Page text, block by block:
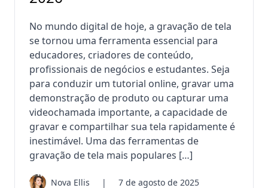
No mundo digital de hoje, a gravação de tela
se tornou uma ferramenta essencial para
educadores, criadores de conteúdo,
profissionais de negócios e estudantes. Seja
para conduzir um tutorial online, gravar uma
demonstração de produto ou capturar uma
videochamada importante, a capacidade de
gravar e compartilhar sua tela rapidamente é
inestimável. Uma das ferramentas de
gravação de tela mais populares […]
Nova Ellis | 7 de agosto de 2025